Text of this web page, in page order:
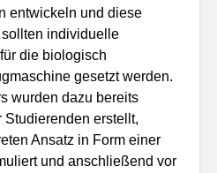
entwickeln und diese
individuelle
die biologisch
gesetzt werden.
wurden dazu bereits
Studierenden erstellt,
Ansatz in Form einer
und anschließend vor